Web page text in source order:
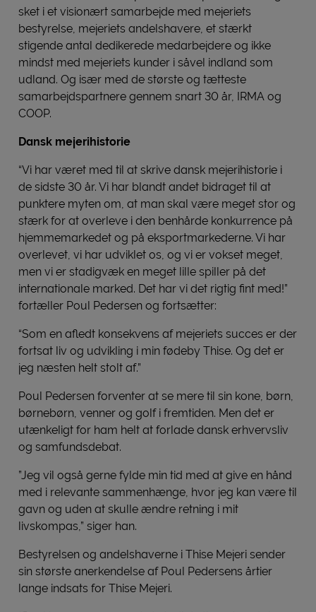
sket i et visionært samarbejde med mejeriets
bestyrelse, mejeriets andelshavere, et stærkt
stigende antal dedikerede medarbejdere og ikke
mindst med mejeriets kunder i såvel indland som
udland. Og især med de største og tætteste
samarbejdspartnere gennem snart 30 år, IRMA og
COOP.
Dansk mejerihistorie
“Vi har været med til at skrive dansk mejerihistorie i
de sidste 30 år. Vi har blandt andet bidraget til at
punktere myten om, at man skal være meget stor og
stærk for at overleve i den benhårde konkurrence på
hjemmemarkedet og på eksportmarkederne. Vi har
overlevet, vi har udviklet os, og vi er vokset meget,
men vi er stadigvæk en meget lille spiller på det
internationale marked. Det har vi det rigtig fint med!”
fortæller Poul Pedersen og fortsætter:
“Som en afledt konsekvens af mejeriets succes er der
fortsat liv og udvikling i min fødeby Thise. Og det er
jeg næsten helt stolt af.”
Poul Pedersen forventer at se mere til sin kone, børn,
børnebørn, venner og golf i fremtiden. Men det er
utænkeligt for ham helt at forlade dansk erhvervsliv
og samfundsdebat.
”Jeg vil også gerne fylde min tid med at give en hånd
med i relevante sammenhænge, hvor jeg kan være til
gavn og uden at skulle ændre retning i mit
livskompas,” siger han.
Bestyrelsen og andelshaverne i Thise Mejeri sender
sin største anerkendelse af Poul Pedersens årtier
lange indsats for Thise Mejeri.